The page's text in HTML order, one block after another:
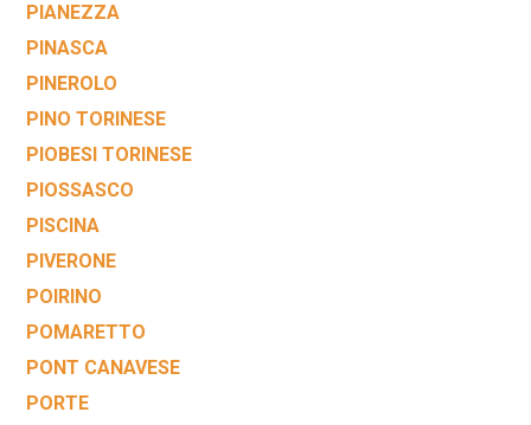
PIANEZZA
PINASCA
PINEROLO
PINO TORINESE
PIOBESI TORINESE
PIOSSASCO
PISCINA
PIVERONE
POIRINO
POMARETTO
PONT CANAVESE
PORTE